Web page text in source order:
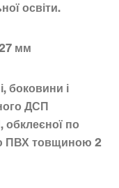
освіти.
мм
боковини і
ДСП
обклеєної по
ПВХ товщиною 2